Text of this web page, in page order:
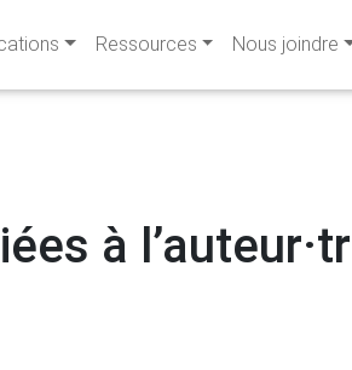
Ressources Nous joindre
à